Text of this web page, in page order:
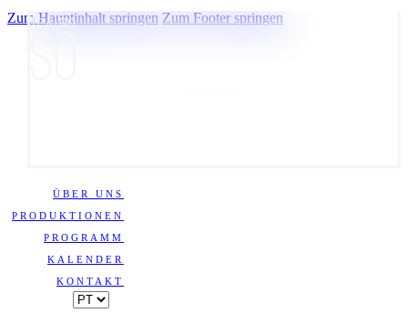
Zum Hauptinhalt springen Zum Footer springen
ÜBER UNS
PRODUKTIONEN
PROGRAMM
KALENDER
KONTAKT